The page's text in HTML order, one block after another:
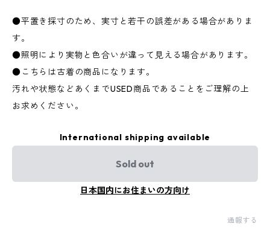
●平置き採寸のため、実寸と若干の誤差がある場合がありま
す。
●照明により実物と色合いが違って見える場合があります。
●こちらは古着の商品になります。
汚れや状態などあくまでUSED商品であることをご理解の上
お求めください。
International shipping available
Sold out
日本国内にお住まいの方向け
通報する